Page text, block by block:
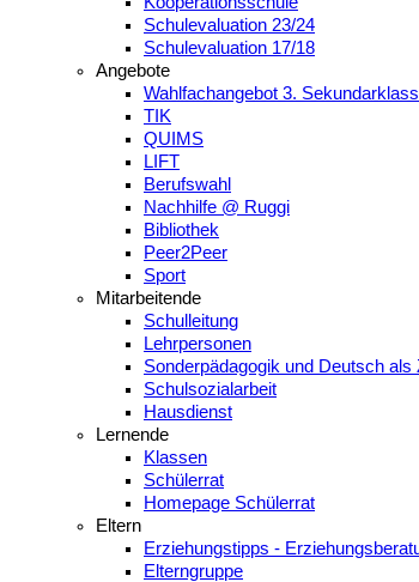
Schulevaluation 23/24
Schulevaluation 17/18
Angebote
Wahlfachangebot 3.
TIK
QUIMS
LIFT
Berufswahl
Nachhilfe @ Ruggi
Bibliothek
Peer2Peer
Sport
Mitarbeitende
Schulleitung
Lehrpersonen
Sonderpädagogik und Deutsch als
Schulsozialarbeit
Hausdienst
Lernende
Klassen
Schülerrat
Homepage Schülerrat
Eltern
Erziehungstipps -
Elterngruppe